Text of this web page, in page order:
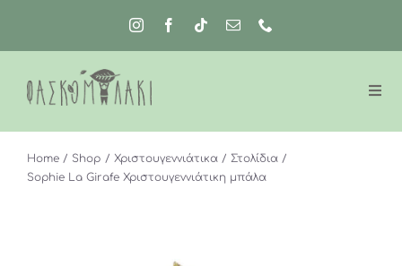
περιεχόμενο
Home Shop Χριστουγεννιάτικα
Στολίδια
Sophie La Girafe Χριστουγεννιάτικη μπάλα